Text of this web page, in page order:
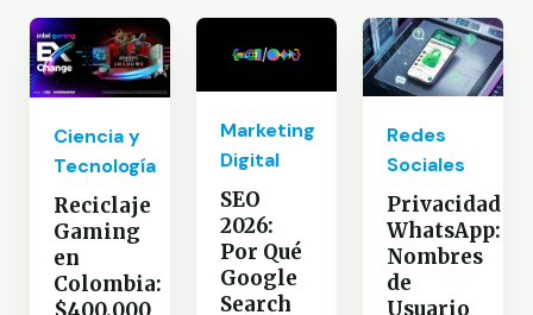
Ciencia y
Tecnología
Reciclaje
Gaming
en
Colombia:
Marketing
Digital
SEO
2026:
Por Qué
Google
Search
Redes
Sociales
Privacidad
WhatsApp:
Nombres
de
Usuario